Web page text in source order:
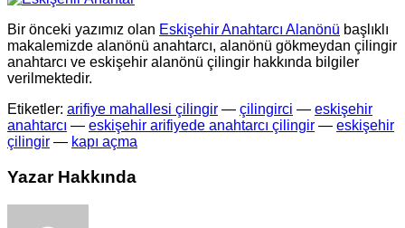
Bir önceki yazımız olan Eskişehir Anahtarcı Alanönü başlıklı
makalemizde alanönü anahtarcı, alanönü gökmeydan çilingir
anahtarcı ve eskişehir alanönü çilingir hakkında bilgiler
verilmektedir.
Etiketler: arifiye mahallesi çilingir — çilingirci — eskişehir
anahtarcı — eskişehir arifiyede anahtarcı çilingir — eskişehir
çilingir — kapı açma
Yazar Hakkında